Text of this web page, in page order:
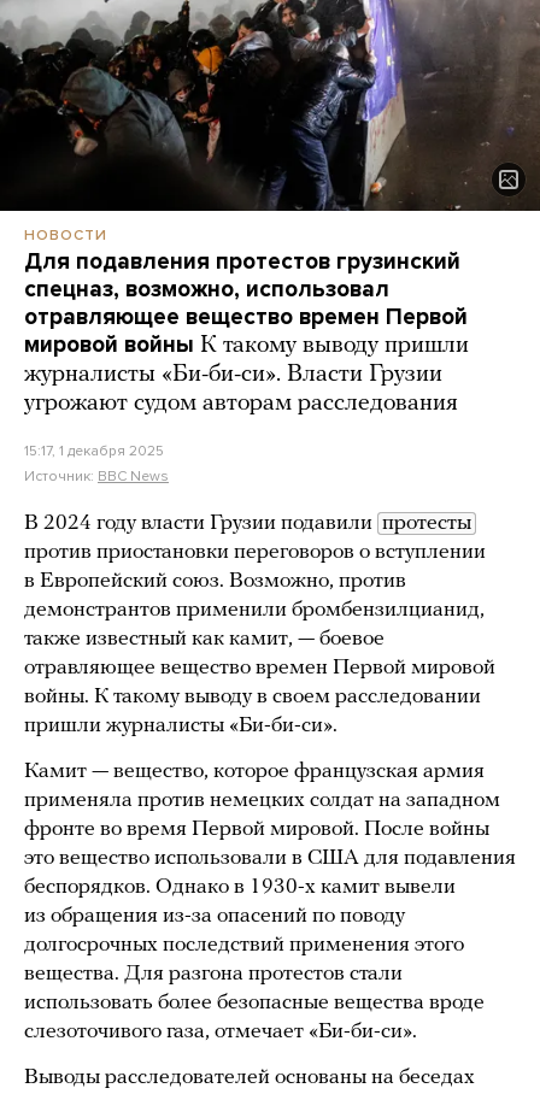
НОВОСТИ
Для подавления протестов грузинский
спецназ, возможно, использовал
отравляющее вещество времен Первой
мировой войны К такому выводу пришли
журналисты «Би-би-си». Власти Грузии
угрожают судом авторам расследования
15:17, 1 декабря 2025
Источник: BBC News
В 2024 году власти Грузии подавили протесты
против приостановки переговоров о вступлении
в Европейский союз. Возможно, против
демонстрантов применили бромбензилцианид,
также известный как камит, — боевое
отравляющее вещество времен Первой мировой
войны. К такому выводу в своем расследовании
пришли журналисты «Би-би-си».
Камит — вещество, которое французская армия
применяла против немецких солдат на западном
фронте во время Первой мировой. После войны
это вещество использовали в США для подавления
беспорядков. Однако в 1930-х камит вывели
из обращения из-за опасений по поводу
долгосрочных последствий применения этого
вещества. Для разгона протестов стали
использовать более безопасные вещества вроде
слезоточивого газа, отмечает «Би-би-си».
Выводы расследователей основаны на беседах